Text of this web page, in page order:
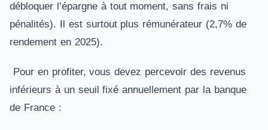
débloquer l’épargne à tout moment, sans frais ni
pénalités). Il est surtout plus rémunérateur (2,7% de
rendement en 2025).
Pour en profiter, vous devez percevoir des revenus
inférieurs à un seuil fixé annuellement par la banque
de France :